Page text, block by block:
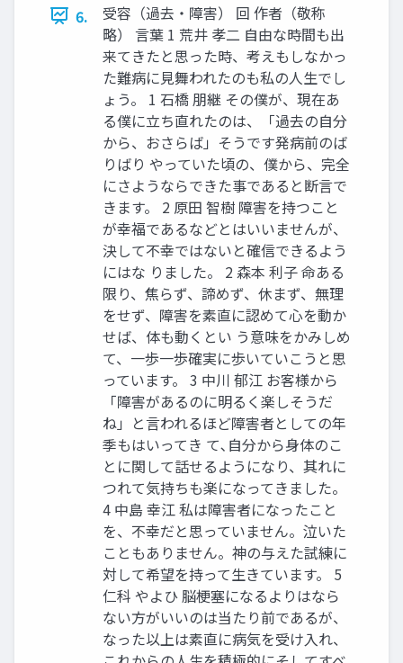
6.
受容（過去・障害） 回 作者（敬称
略） 言葉 1 荒井 孝二 自由な時間も出
来てきたと思った時、考えもしなかっ
た難病に見舞われたのも私の人生でし
ょう。 1 石橋 朋継 その僕が、現在あ
る僕に立ち直れたのは、「過去の自分
から、おさらば」そうです発病前のば
りばり やっていた頃の、僕から、完全
にさようならできた事であると断言で
きます。 2 原田 智樹 障害を持つこと
が幸福であるなどとはいいませんが、
決して不幸ではないと確信できるよう
にはな りました。 2 森本 利子 命ある
限り、焦らず、諦めず、休まず、無理
をせず、障害を素直に認めて心を動か
せば、体も動くとい う意味をかみしめ
て、一歩一歩確実に歩いていこうと思
っています。 3 中川 郁江 お客様から
「障害があるのに明るく楽しそうだ
ね」と言われるほど障害者としての年
季もはいってき て､自分から身体のこ
とに関して話せるようになり、其れに
つれて気持ちも楽になってきました。
4 中島 幸江 私は障害者になったこと
を、不幸だと思っていません。泣いた
こともありません。神の与えた試練に
対して希望を持って生きています。 5
仁科 やよひ 脳梗塞になるよりはなら
ない方がいいのは当たり前であるが、
なった以上は素直に病気を受け入れ、